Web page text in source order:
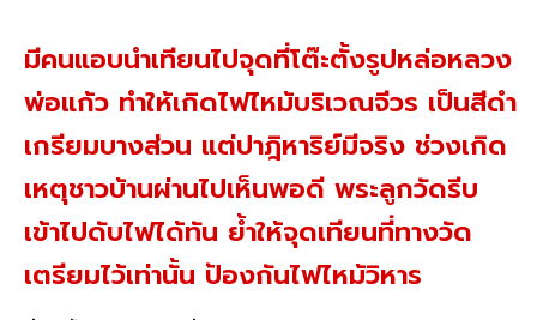
มีคนแอบนำเทียนไปจุดที่โต๊ะตั้งรูปหล่อหลวง
พ่อแก้ว ทำให้เกิดไฟไหม้บริเวณจีวร เป็นสีดำ
เกรียมบางส่วน แต่ปาฎิหาริย์มีจริง ช่วงเกิด
เหตุชาวบ้านผ่านไปเห็นพอดี พระลูกวัดรีบ
เข้าไปดับไฟได้ทัน ย้ำให้จุดเทียนที่ทางวัด
เตรียมไว้เท่านั้น ป้องกันไฟไหม้วิหาร